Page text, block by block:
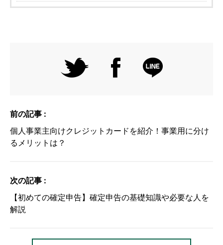
前の記事 :
個人事業主向けクレジットカードを紹介！事業用に分け
るメリットは？
次の記事 :
【初めての確定申告】確定申告の基礎知識や必要な人を
解説